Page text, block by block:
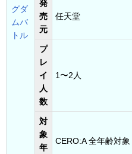
グダ
ムバ
トル
発
売
元
任天堂
プ
レ
イ
人
数
1〜2人
対
象
年
CERO:A 全年齢対象